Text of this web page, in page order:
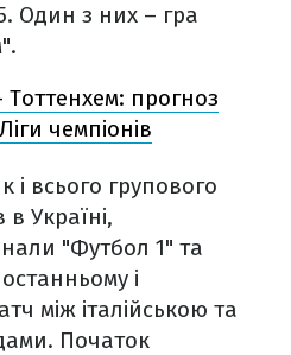
Один з них – гра
Тоттенхем: прогноз
чемпіонів
і всього групового
в Україні,
"Футбол 1" та
і
між італійською та
Початок